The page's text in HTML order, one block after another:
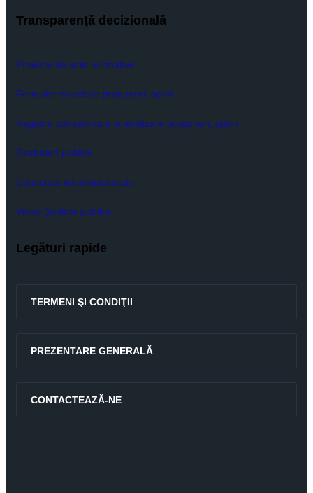
Transparenţă decizională
Proiecte de acte normative
Formular colectare propuneri, opinii
Registru consemnare si analizare propuneri, opinii
Dezbateri publice
Consultari interministeriale
Video Şedinţe publice
Legături rapide
TERMENI ŞI CONDIŢII
PREZENTARE GENERALĂ
CONTACTEAZĂ-NE